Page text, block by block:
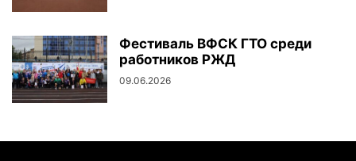
Фестиваль ВФСК ГТО среди
работников РЖД
09.06.2026